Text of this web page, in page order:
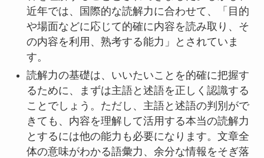
近年では、国際的な読解力に合わせて、「目的
や場面などに応じて的確に内容を読み取り、そ
の内容を利用、熟考する能力」とされていま
す。
読解力の基礎は、いいたいことを的確に把握す
るために、まずは主語と述語を正しく認識する
ことでしょう。ただし、主語と述語の判別がで
きても、内容を理解して活用する本当の読解力
とするには他の能力も必要になります。文章全
体の意味がわかる語彙力、余分な情報をそぎ落